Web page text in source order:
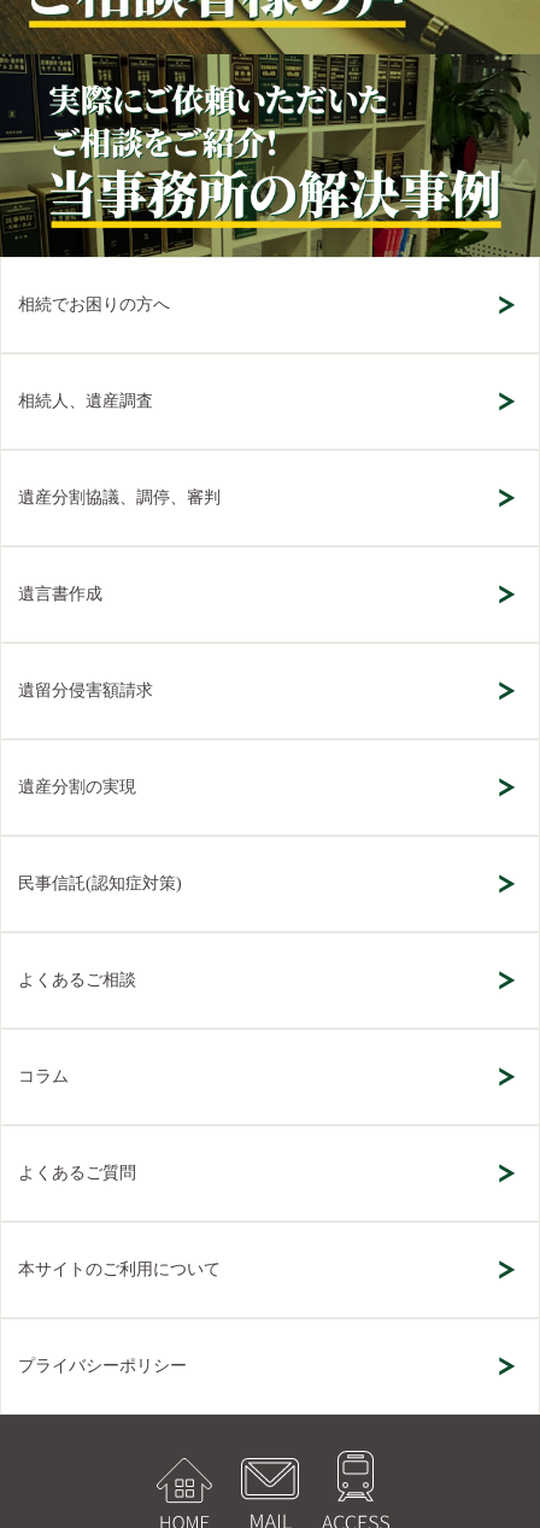
相続でお困りの方へ
相続人、遺産調査
遺産分割協議、調停、審判
遺言書作成
遺留分侵害額請求
遺産分割の実現
民事信託(認知症対策)
よくあるご相談
コラム
よくあるご質問
本サイトのご利用について
プライバシーポリシー